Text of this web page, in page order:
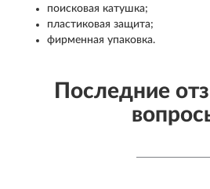
поисковая катушка;
пластиковая защита;
фирменная упаковка.
Последние